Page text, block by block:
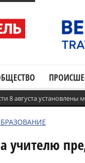
8 августа
учителю